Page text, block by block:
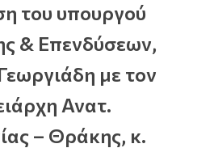
του υπουργού
& Επενδύσεων,
με τον
Ανατ.
– Θράκης, κ.